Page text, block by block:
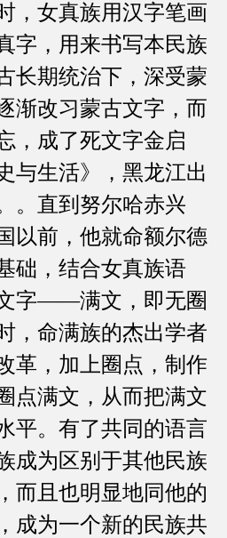
，女真族用汉字笔画
字，用来书写本民族
长期统治下，深受蒙
渐改习蒙古文字，而
，成了死文字金启
与生活》，黑龙江出
。直到努尔哈赤兴
以前，他就命额尔德
础，结合女真族语
字——满文，即无圈
，命满族的杰出学者
革，加上圈点，制作
点满文，从而把满文
平。有了共同的语言
成为区别于其他民族
而且也明显地同他的
成为一个新的民族共